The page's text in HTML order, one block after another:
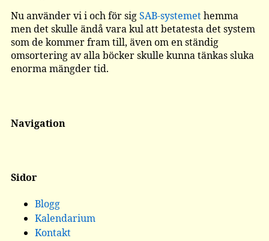
Nu använder vi i och för sigSAB-systemethemma
men det skulle ändå vara kul att betatesta det system
som de kommer fram till, även om en ständig
omsortering av alla böcker skulle kunna tänkas sluka
enorma mängder tid.
Navigation
Sidor
Blogg
Kalendarium
Kontakt